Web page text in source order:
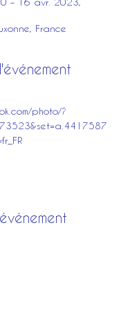
France
photo/?